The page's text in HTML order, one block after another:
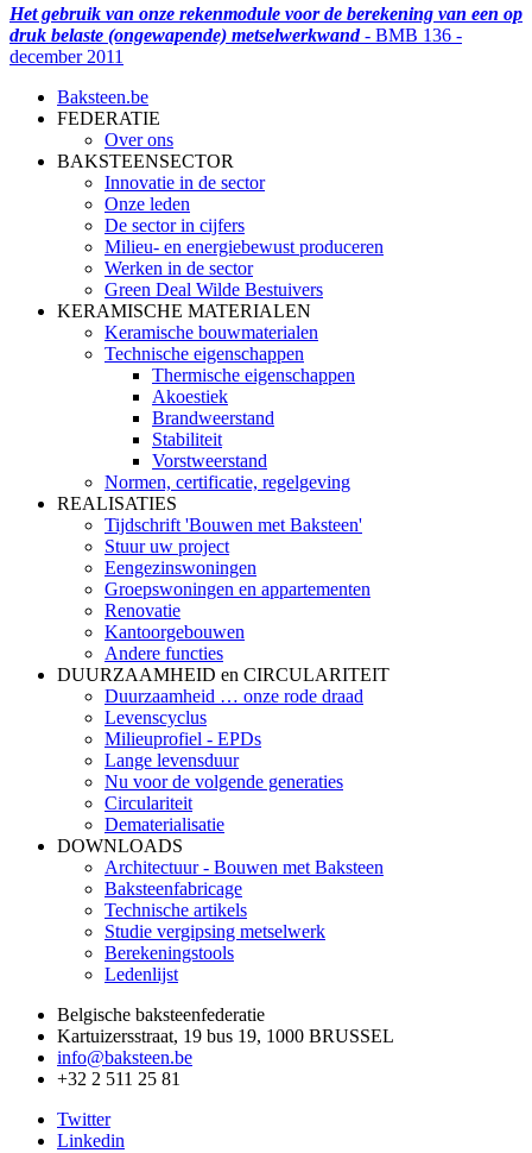
Het gebruik van onze rekenmodule voor de berekening van een op
druk belaste (ongewapende) metselwerkwand- BMB 136 -
december 2011
Baksteen.be
FEDERATIE
Over ons
BAKSTEENSECTOR
Innovatie in de sector
Onze leden
De sector in cijfers
Milieu- en energiebewust produceren
Werken in de sector
Green Deal Wilde Bestuivers
KERAMISCHE MATERIALEN
Keramische bouwmaterialen
Technische eigenschappen
Thermische eigenschappen
Akoestiek
Brandweerstand
Stabiliteit
Vorstweerstand
Normen, certificatie, regelgeving
REALISATIES
Tijdschrift 'Bouwen met Baksteen'
Stuur uw project
Eengezinswoningen
Groepswoningen en appartementen
Renovatie
Kantoorgebouwen
Andere functies
DUURZAAMHEID en CIRCULARITEIT
Duurzaamheid … onze rode draad
Levenscyclus
Milieuprofiel - EPDs
Lange levensduur
Nu voor de volgende generaties
Circulariteit
Dematerialisatie
DOWNLOADS
Architectuur - Bouwen met Baksteen
Baksteenfabricage
Technische artikels
Studie vergipsing metselwerk
Berekeningstools
Ledenlijst
Belgische baksteenfederatie
Kartuizersstraat, 19 bus 19, 1000 BRUSSEL
info@baksteen.be
+32 2 511 25 81
Twitter
Linkedin